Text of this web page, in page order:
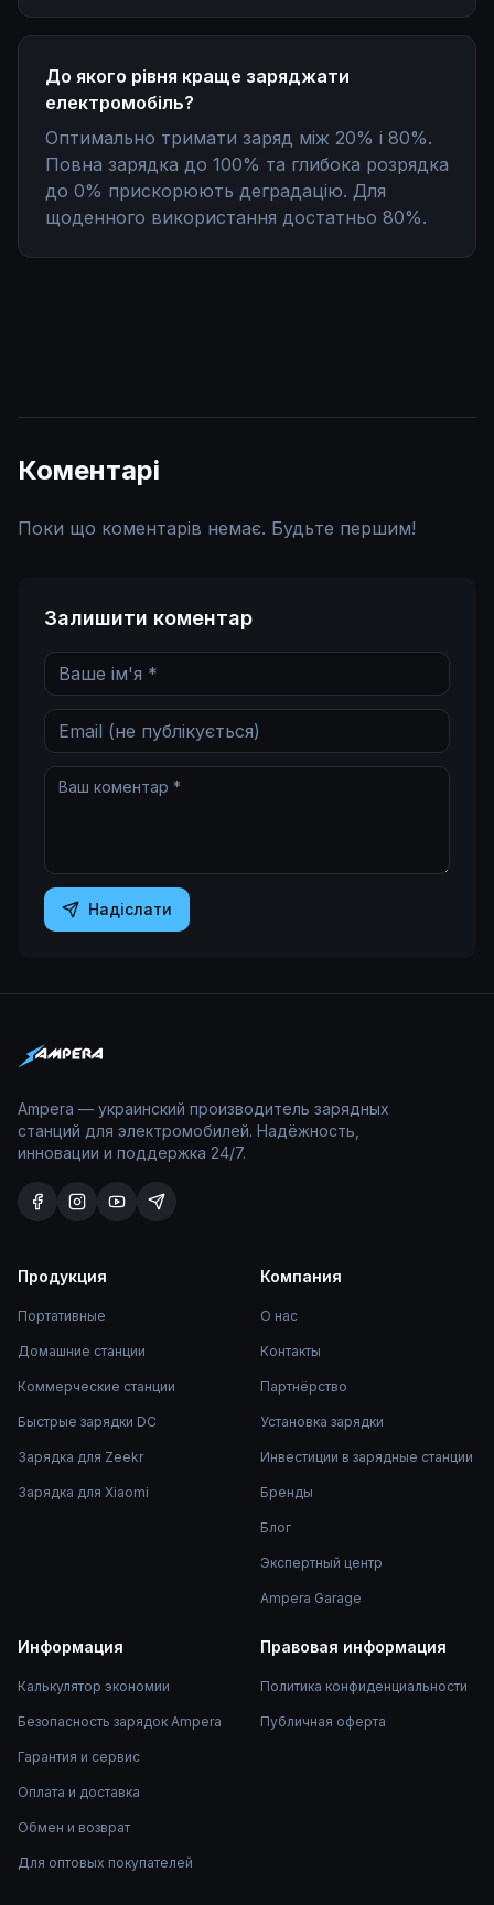
До якого рівня краще заряджати
електромобіль?
Оптимально тримати заряд між 20% і 80%.
Повна зарядка до 100% та глибока розрядка
до 0% прискорюють деградацію. Для
щоденного використання достатньо 80%.
Коментарі
Поки що коментарів немає. Будьте першим!
Залишити коментар
Надіслати
Ampera — украинский производитель зарядных
станций для электромобилей. Надёжность,
инновации и поддержка 24/7.
Продукция
Портативные
Домашние станции
Коммерческие станции
Быстрые зарядки DC
Зарядка для Zeekr
Зарядка для Xiaomi
Компания
О нас
Контакты
Партнёрство
Установка зарядки
Инвестиции в зарядные станции
Бренды
Блог
Экспертный центр
Ampera Garage
Информация
Калькулятор экономии
Безопасность зарядок Ampera
Гарантия и сервис
Оплата и доставка
Обмен и возврат
Для оптовых покупателей
Правовая информация
Политика конфиденциальности
Публичная оферта